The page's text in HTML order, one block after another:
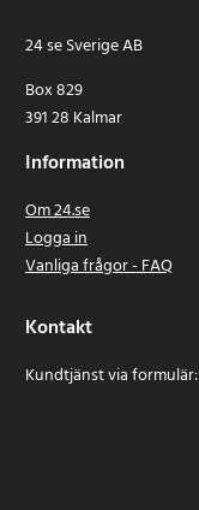
24 se Sverige AB
Box 829
391 28 Kalmar
Information
Om 24.se
Logga in
Vanliga frågor - FAQ
Kontakt
Kundtjänst via formulär: